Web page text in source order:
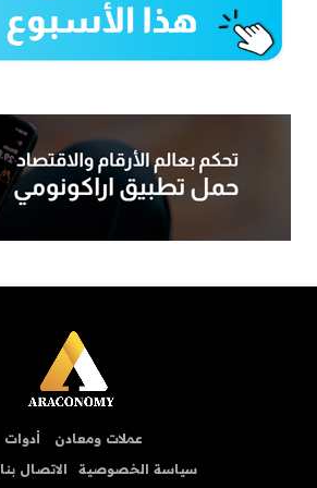
عملات ومعادن
أدوات
سياسة الخصوصية
الاتصال بنا